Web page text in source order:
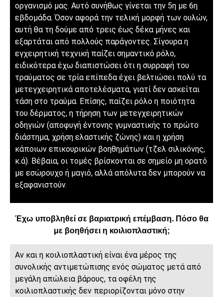
οργανισμό μας. Αυτό συνήθως γίνεται την 5η με 6η
εβδομάδα. Όσον αφορά την τελική μορφή των ουλών,
αυτή θα τη δούμε από τρεις έως δέκα μήνες και
εξαρτάται από πολλούς παράγοντες. Σίγουρα η
εγχειρητική τεχνική παίζει σημαντικό ρόλο,
ειδικότερα έχω διαπιστώσει ότι η συρραφή του
τραύματος σε τρία επίπεδα έχει βελτιώσει πολύ τα
μετεγχειρητικά αποτελέσματα, γιατί δεν ασκείται
τάση στο τραύμα. Επίσης, παίζει ρόλο η ποιότητα
του δέρματος, η τήρηση των μετεγχειρητικών
οδηγιών (αποφυγή έντονης γυμναστικής το πρώτο
διάστημα, χρήση ελαστικής ζώνης) και η χρήση
κάποιων επικουρικών βοηθημάτων (τζελ σιλικόνης,
κ.ά). Βέβαια, οι τομές βρίσκονται σε σημείο μη ορατό
με εσώρουχο ή μαγιό, αλλά απόλυτα δεν μπορούν να
εξαφανιστούν.
Έχω υποβληθεί σε βαριατρική επέμβαση. Πόσο θα
με βοηθήσει η κοιλιοπλαστική;
Αν και η κοιλιοπλαστική είναι ένα μέρος της
συνολικής αντιμετώπισης ενός σώματος μετά από
μεγάλη απώλεια βάρους, τα οφέλη της
κοιλιοπλαστικής δεν περιορίζονται μόνο στην